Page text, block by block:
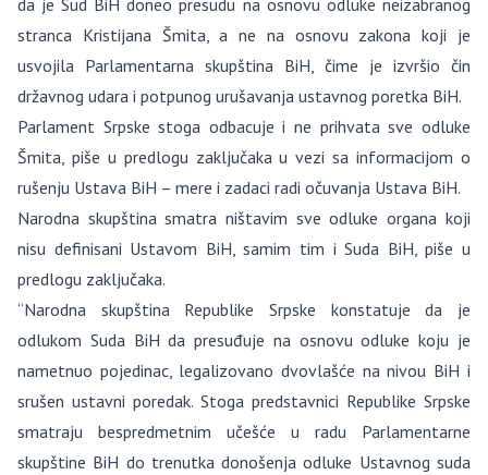
da je Sud BiH doneo presudu na osnovu odluke neizabranog
stranca Kristijana Šmita, a ne na osnovu zakona koji je
usvojila Parlamentarna skupština BiH, čime je izvršio čin
državnog udara i potpunog urušavanja ustavnog poretka BiH.
Parlament Srpske stoga odbacuje i ne prihvata sve odluke
Šmita, piše u predlogu zaključaka u vezi sa informacijom o
rušenju Ustava BiH – mere i zadaci radi očuvanja Ustava BiH.
Narodna skupština smatra ništavim sve odluke organa koji
nisu definisani Ustavom BiH, samim tim i Suda BiH, piše u
predlogu zaključaka.
“Narodna skupština Republike Srpske konstatuje da je
odlukom Suda BiH da presuđuje na osnovu odluke koju je
nametnuo pojedinac, legalizovano dvovlašće na nivou BiH i
srušen ustavni poredak. Stoga predstavnici Republike Srpske
smatraju bespredmetnim učešće u radu Parlamentarne
skupštine BiH do trenutka donošenja odluke Ustavnog suda